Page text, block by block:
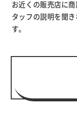
お近くの販売店に
タッフの説明を聞
す。